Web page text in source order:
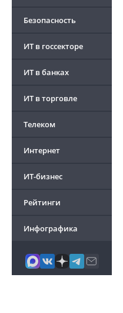
Безопасность
ИТ в госсекторе
ИТ в банках
ИТ в торговле
Телеком
Интернет
ИТ-бизнес
Рейтинги
Инфографика